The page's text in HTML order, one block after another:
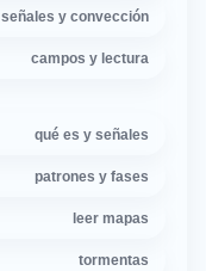
señales y convección
campos y lectura
qué es y señales
patrones y fases
leer mapas
tormentas